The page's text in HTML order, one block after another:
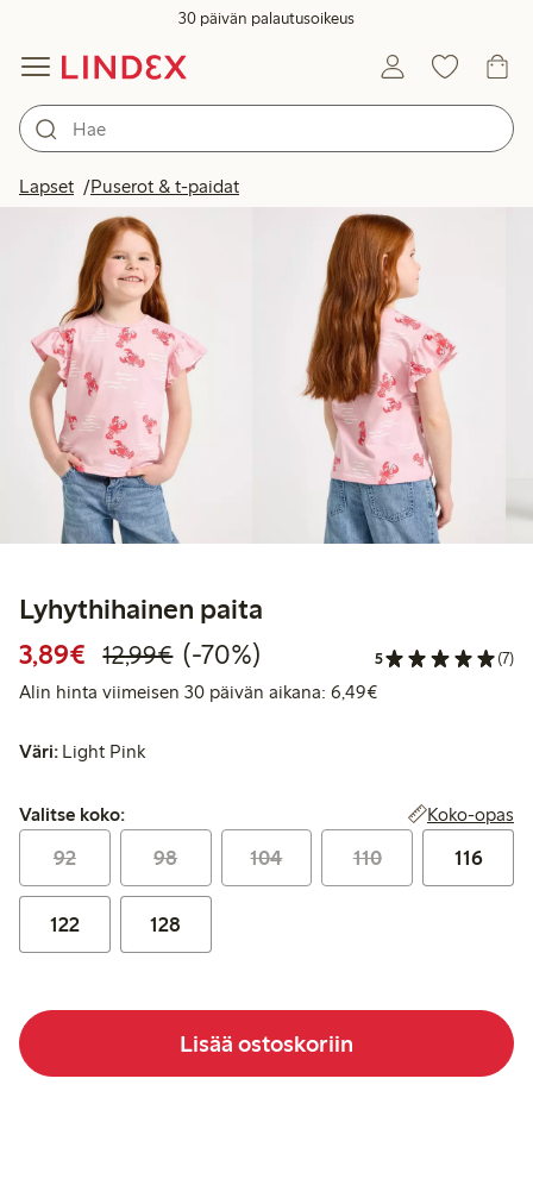
30 päivän palautusoikeus
Lapset Puserot & t-paidat
Lyhythihainen paita
3,89€ Alennettu hinta: 3,89 €
12,99€Normaalihinta: 12,99 €
70% alennus
(-70%) 5 (7)
Alin hinta viimeisen 30 päivän aikana: 6,49€Alin hinta
Väri: Light Pink
Valitse koko:
Valitse koko: Koko-opas
92 98 104 110 116
122 128
Lisää ostoskoriin